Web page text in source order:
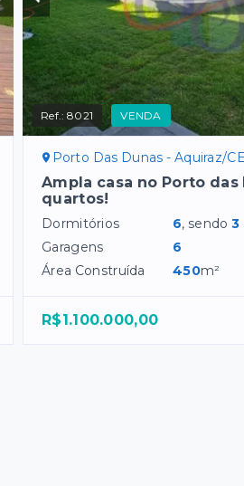
Ref.:8021 VENDA
Porto Das Dunas - Aquiraz/CE
Ampla casa no Porto das
quartos!
Dormitórios 6, sendo3
Garagens
6
Área Construída
450m²
R$1.100.000,00